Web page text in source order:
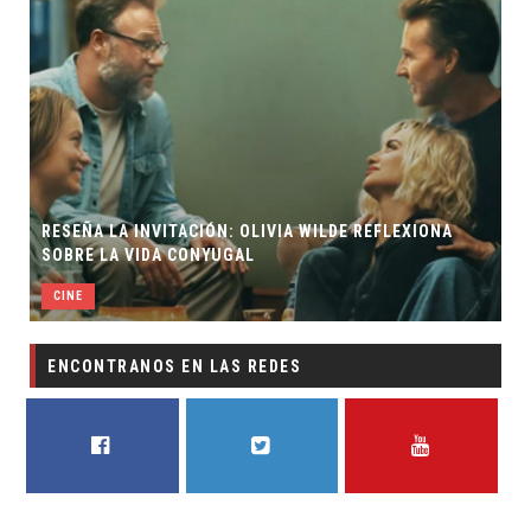
RESEÑA LA INVITACIÓN: OLIVIA WILDE REFLEXIONA
SOBRE LA VIDA CONYUGAL
CINE
ENCONTRANOS EN LAS REDES